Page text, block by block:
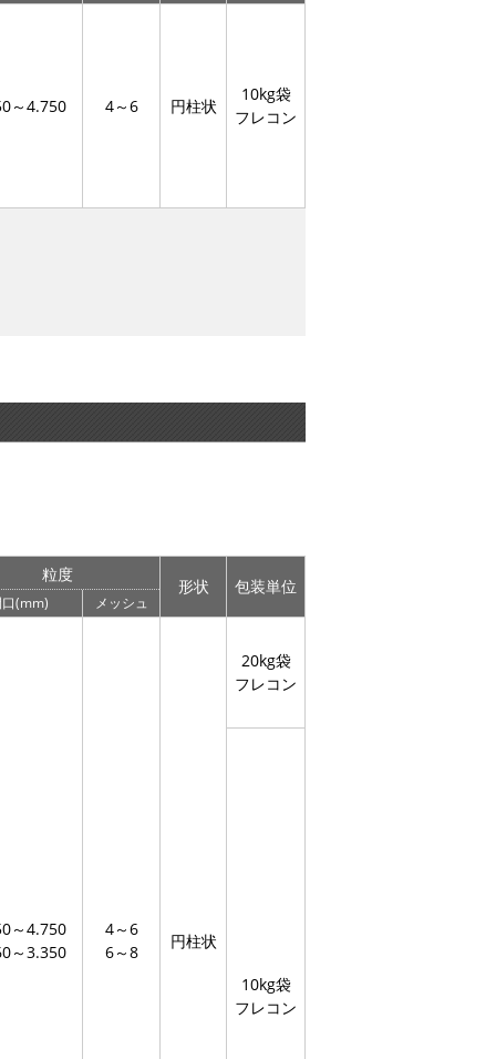
～4.750 4～6 円柱状
10kg袋
フレコン
粒度
形状 包装単位
(mm) メッシュ
～4.750
～3.350
4～6
6～8
円柱状
20kg袋
フレコン
10kg袋
フレコン